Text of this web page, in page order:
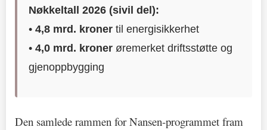
Nøkkeltall 2026 (sivil del):
•4,8 mrd. kroner til energisikkerhet
•4,0 mrd. kroner øremerket driftsstøtte og
gjenoppbygging
Den samlede rammen for Nansen-programmet fram